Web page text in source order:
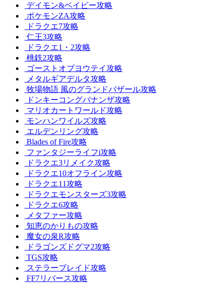
デイモン&ベイビー攻略
ポケモンZA攻略
ドラクエ7攻略
仁王3攻略
ドラクエ1・2攻略
桃鉄2攻略
ゴーストオブヨウテイ攻略
メタルギアデルタ攻略
牧場物語 風のグランドバザール攻略
ドンキーコングバナンザ攻略
マリオカートワールド攻略
モンハンワイルズ攻略
エルデンリング攻略
Blades of Fire攻略
ファンタジーライフi攻略
ドラクエ3リメイク攻略
ドラクエ10オフライン攻略
ドラクエ11攻略
ドラクエモンスターズ3攻略
ドラクエ6攻略
メタファー攻略
知恵のかりもの攻略
魔女の泉R攻略
ドラゴンズドグマ2攻略
TGS攻略
ステラーブレイド攻略
FF7リバース攻略